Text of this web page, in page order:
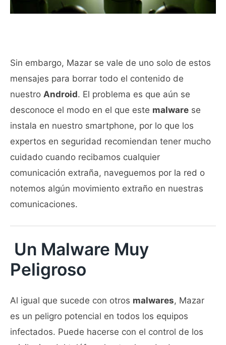
Sin embargo, Mazar se vale de uno solo de estos
mensajes para borrar todo el contenido de
nuestro Android. El problema es que aún se
desconoce el modo en el que este malware se
instala en nuestro smartphone, por lo que los
expertos en seguridad recomiendan tener mucho
cuidado cuando recibamos cualquier
comunicación extraña, naveguemos por la red o
notemos algún movimiento extraño en nuestras
comunicaciones.
Un Malware Muy
Peligroso
Al igual que sucede con otros malwares, Mazar
es un peligro potencial en todos los equipos
infectados. Puede hacerse con el control de los